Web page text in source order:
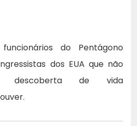
do Pentágono
dos EUA que não
descoberta de vida